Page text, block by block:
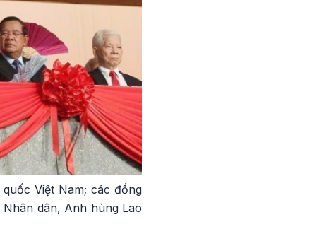
Việt Nam; các đồng
dân, Anh hùng Lao